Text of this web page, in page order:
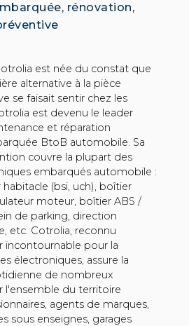
rénovation,
est née du constat que
alternative à la pièce
se faisait sentir chez les
est devenu le leader
et réparation
BtoB automobile. Sa
couvre la plupart des
embarqués automobile :
(bsi, uch), boîtier
moteur, boîtier ABS /
de parking, direction
etc. Cotrolia, reconnu
incontournable pour la
électroniques, assure la
de nombreux
l'ensemble du territoire
agents de marques,
sous enseignes, garages